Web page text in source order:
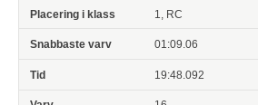
1, RC
01:09.06
19:48.092